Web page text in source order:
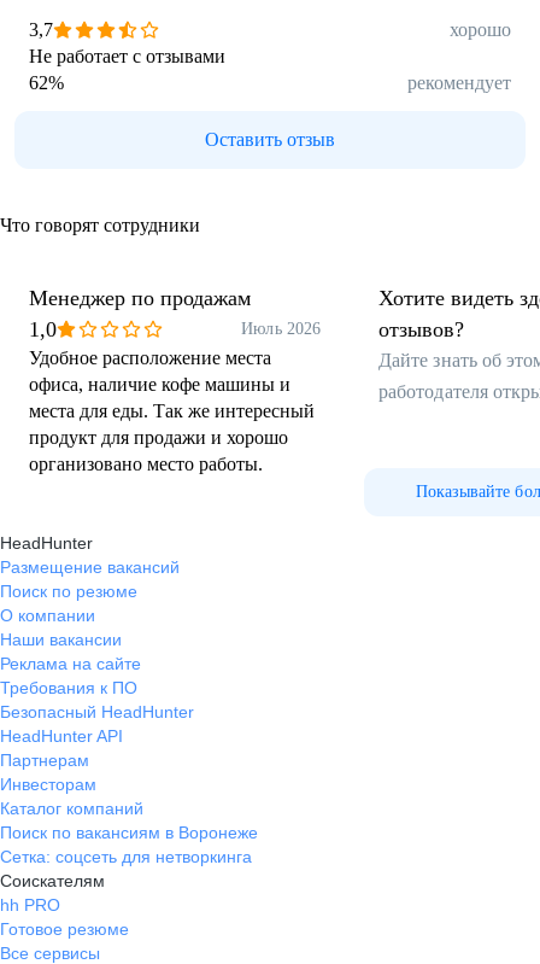
3,7
хорошо
Не работает с отзывами
62% рекомендует
Оставить отзыв
Что говорят сотрудники
Менеджер по продажам
1,0
Июль 2026
Удобное расположение места
офиса, наличие кофе машины и
места для еды. Так же интересный
продукт для продажи и хорошо
организовано место работы.
Хотите видеть
отзывов?
Дайте знать об
работодателя
Показывайте
HeadHunter
Размещение вакансий
Поиск по резюме
О компании
Наши вакансии
Реклама на сайте
Требования к ПО
Безопасный HeadHunter
HeadHunter API
Партнерам
Инвесторам
Каталог компаний
Поиск по вакансиям в Воронеже
Сетка: соцсеть для нетворкинга
Соискателям
hh PRO
Готовое резюме
Все сервисы